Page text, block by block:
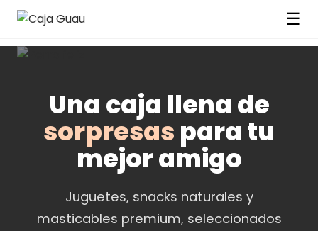
☰
Una caja llena de
sorpresas para tu
mejor amigo
Juguetes, snacks naturales y
masticables premium, seleccionados